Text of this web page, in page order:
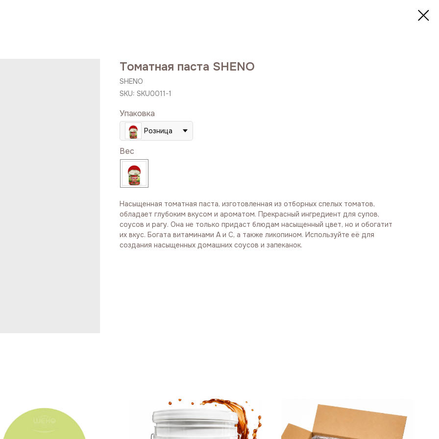
Томатная паста SHENO
SHENO
SKU: SKU0011-1
Упаковка
Розница
Вес
Насыщенная томатная паста, изготовленная из отборных спелых томатов,
обладает глубоким вкусом и ароматом. Прекрасный ингредиент для супов,
соусов и рагу. Она не только придаст блюдам насыщенный цвет, но и обогатит
их вкус. Богата витаминами A и C, а также ликопином. Используйте её для
создания насыщенных домашних соусов и запеканок.